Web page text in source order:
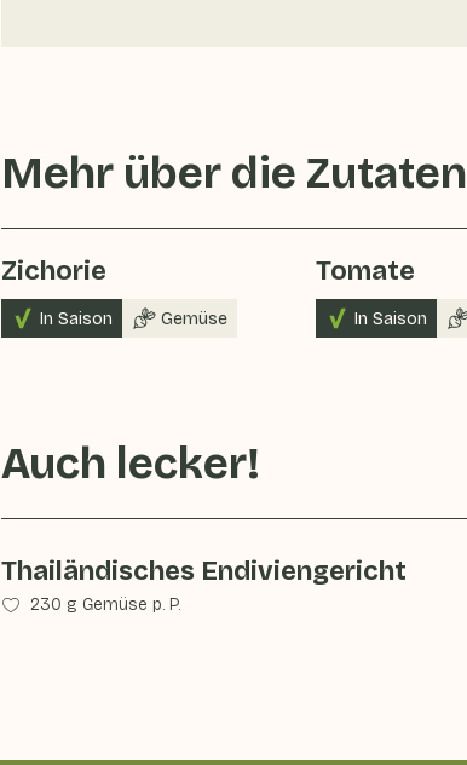
Mehr über die Zutaten
Zichorie
In Saison Gemüse
Tomate
In Saison
Auch lecker!
Thailändisches Endiviengericht
230 g Gemüse p. P.